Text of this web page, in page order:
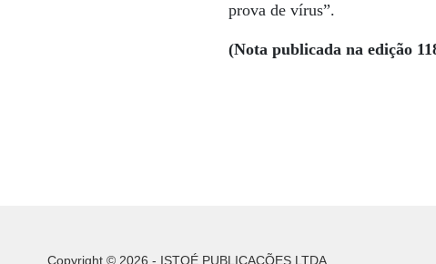
prova de vírus”.
(Nota publicada na edição
Copyright © 2026 - ISTOÉ PUBLICAÇÕES LTDA